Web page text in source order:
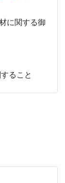
に関する御
ること